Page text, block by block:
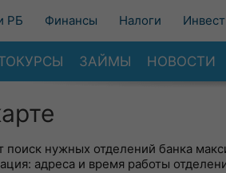
РБ Финансы Налоги
ЗАЙМЫ НОВОСТИ
поиск нужных отделений банка
адреса и время работы